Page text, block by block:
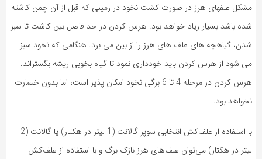
مشکل علفهای هرز در صورت کشت نخود در زمینی که قبل از آن چمن کاشته
شده باشد بسیار زیاد خواهد بود. هرس کردن در حد فاصل بین کاشت تا سبز
شدن، گیاهچه های علف های هرز را از بین می برد. هنگامی که نخود سبز
می شود از هرس کردن باید خودداری نمود تا گیاه بخوبی ریشه بگستراند.
هرس کردن در مرحله 4 تا 6 برگی نخود امکان پذیر است، اما بدون خسارت
نخواهد بود.
با استفاده از علف‌کش‌ انتخابی سوپر گالانت (1 لیتر در هکتار) یا گالانت (2
لیتر در هکتار) می‌توان علف‌های هرز نازک ‌برگ و با استفاده از علف‌کش